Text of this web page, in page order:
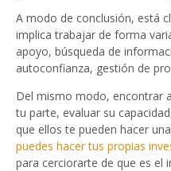
A modo de conclusión, está
implica trabajar de forma
apoyo, búsqueda de
autoconfianza, gestión de
Del mismo modo, encontrar
tu parte, evaluar su
que ellos te pueden hacer
puedes hacer tus propias
para cerciorarte de que es el